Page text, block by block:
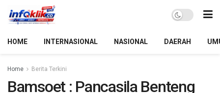
HOME INTERNASIONAL NASIONAL DAERAH
Home Berita Terkini
Bamsoet : Pancasila Benteng